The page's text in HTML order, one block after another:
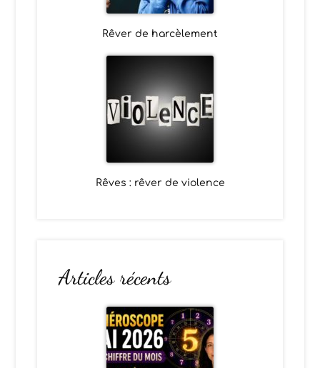
Rêver de harcèlement
Rêves : rêver de violence
Articles récents